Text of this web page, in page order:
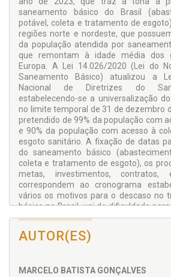
saneamento básico do Brasil
potável, coleta e tratamento de
regiões norte e nordeste, que
da população atendida por
que remontam à idade média dos
Europa. A Lei 14.026/2020 (Lei do
Saneamento Básico) atualizou a
Nacional de Diretrizes do
estabelecendo-se a universalização
no limite temporal de 31 de dezembro
pretendido de 99% da população com
e 90% da população com acesso à
esgoto sanitário. A fixação de datas
do saneamento básico
coleta e tratamento de esgoto), os
metas, investimentos,
correspondem ao cronograma
vários os motivos para o descaso no
básico no Brasil, vai de dificuldade
investimento privado ou público,
política para uma efetivação desse
Portanto, é essencial para a
AUTOR(ES)
MARCELO BATISTA GONÇALVES